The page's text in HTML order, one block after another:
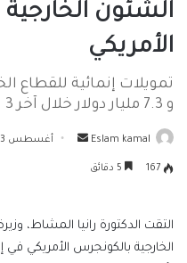
الشئون
الأمريكي
و 7.3 مليار دولار خلال آخر 3 سنوات
Eslam kamal
أرسل أغسطس 13, 2023
167
التقت الدكتورة رانيا المشاط،
الخارجية بالكونجرس الأمريكي